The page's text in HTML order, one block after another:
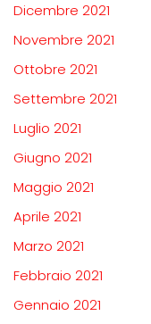
Dicembre 2021
Novembre 2021
Ottobre 2021
Settembre 2021
Luglio 2021
Giugno 2021
Maggio 2021
Aprile 2021
Marzo 2021
Febbraio 2021
Gennaio 2021